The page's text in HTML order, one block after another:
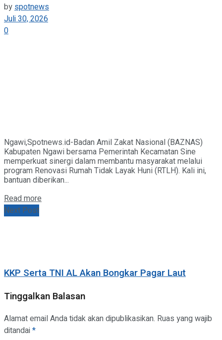
by spotnews
Juli 30, 2026
0
Ngawi,Spotnews.id-Badan Amil Zakat Nasional (BAZNAS)
Kabupaten Ngawi bersama Pemerintah Kecamatan Sine
memperkuat sinergi dalam membantu masyarakat melalui
program Renovasi Rumah Tidak Layak Huni (RTLH). Kali ini,
bantuan diberikan...
Read more
Next Post
KKP Serta TNI AL Akan Bongkar Pagar Laut
Tinggalkan Balasan
Alamat email Anda tidak akan dipublikasikan. Ruas yang wajib
ditandai*